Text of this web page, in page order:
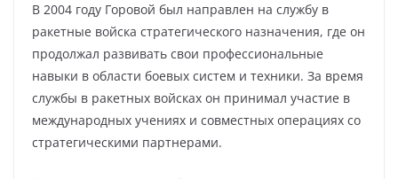
В 2004 году Горовой был направлен на службу в
ракетные войска стратегического назначения, где он
продолжал развивать свои профессиональные
навыки в области боевых систем и техники. За время
службы в ракетных войсках он принимал участие в
международных учениях и совместных операциях со
стратегическими партнерами.